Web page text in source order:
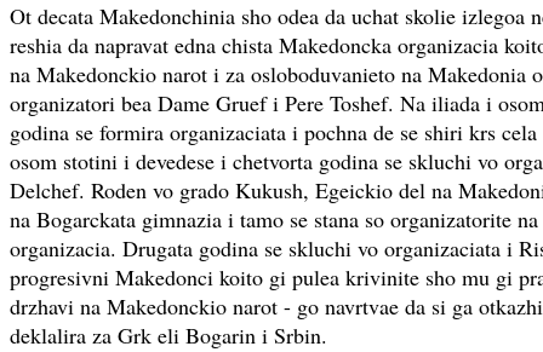
Ot decata Makedonchinia sho odea da uchat skolie izlegoa
reshia da napravat edna chista Makedoncka organizacia
na Makedonckio narot i za osloboduvanieto na Makedonia
organizatori bea Dame Gruef i Pere Toshef. Na iliada i
godina se formira organizaciata i pochna de se shiri krs
osom stotini i devedese i chetvorta godina se skluchi vo
Delchef. Roden vo grado Kukush, Egeickio del na
na Bogarckata gimnazia i tamo se stana so organizatorite
organizacia. Drugata godina se skluchi vo organizaciata i
progresivni Makedonci koito gi pulea krivinite sho mu gi
drzhavi na Makedonckio narot - go navrtvae da si ga
deklalira za Grk eli Bogarin i Srbin.